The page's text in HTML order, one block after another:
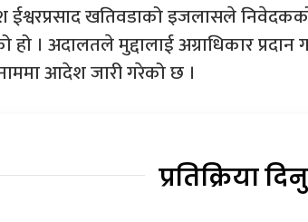
ईश्वरप्रसाद खतिवडाको इजलासले
हो । अदालतले मुद्दालाई अग्राधिकार
आदेश जारी गरेको छ ।
प्रतिक्रिया